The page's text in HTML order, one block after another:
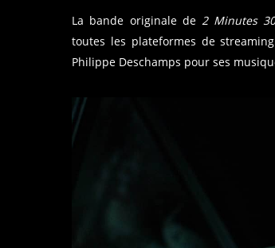
La bande originale de 2 Minutes
toutes les plateformes de
Philippe Deschamps pour ses